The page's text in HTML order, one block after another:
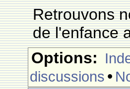
Retrouvons
de l'enfance
Options:
discussions •